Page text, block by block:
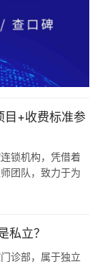
目+收费标准参
锁机构，凭借着
团队，致力于为
私立？
诊部，属于独立